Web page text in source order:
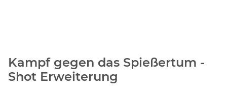
Kampf gegen das Spießertum -
Shot Erweiterung